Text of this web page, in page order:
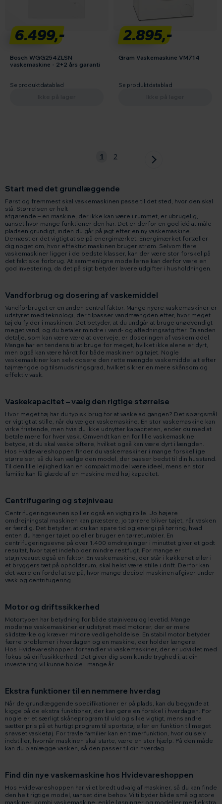
6.499,-
Bosch WGG254ZLSN
vaskemaskine - 2+2 års garanti
Se produktdatablad
2.895,-
Gram Vaskemaskine VM714
Se produktdatablad
1 2
Start med det grundlæggende
Først og fremmest skal vaskemaskinen passe til det sted, hvor den skal
stå. Størrelsen er helt
afgørende – en maskine, der ikke kan være i rummet, er ubrugelig,
uanset hvor mange funktioner den har. Det er derfor en god idé at måle
pladsen grundigt, inden du går på jagt efter en ny vaskemaskine.
Dernæst er det vigtigt at se på energimærket. Energimærket fortæller
dig noget om, hvor effektivt maskinen bruger strøm. Selvom flere
vaskemaskiner ligger i de bedste klasser, kan der være stor forskel på
det faktiske forbrug. At sammenligne modellerne kan derfor være en
god investering, da det på sigt betyder lavere udgifter i husholdningen.
Vandforbrug og dosering af vaskemiddel
Vandforbruget er en anden central faktor. Mange nyere vaskemaskiner er
udstyret med teknologi, der tilpasser vandmængden efter, hvor meget
tøj du fylder i maskinen. Det betyder, at du undgår at bruge unødvendigt
meget vand, og du betaler mindre i vand- og afledningsafgifter. En anden
detalje, som kan være værd at overveje, er doseringen af vaskemiddel.
Mange har en tendens til at bruge for meget, hvilket ikke alene er dyrt,
men også kan være hårdt for både maskinen og tøjet. Nogle
vaskemaskiner kan selv dosere den rette mængde vaskemiddel alt efter
tøjmængde og tilsmudsningsgrad, hvilket sikrer en mere skånsom og
effektiv vask.
Vaskekapacitet – vælg den rigtige størrelse
Hvor meget tøj har du typisk brug for at vaske ad gangen? Det spørgsmål
er vigtigt at stille, når du vælger vaskemaskine. En stor vaskemaskine kan
virke fristende, men hvis du ikke udnytter kapaciteten, ender du med at
betale mere for hver vask. Omvendt kan en for lille vaskemaskine
betyde, at du skal vaske oftere, hvilket også kan være dyrt i længden.
Hos Hvidevareshoppen finder du vaskemaskiner i mange forskellige
størrelser, så du kan vælge den model, der passer bedst til din husstand.
Til den lille lejlighed kan en kompakt model være ideel, mens en stor
familie kan få glæde af en maskine med høj kapacitet.
Centrifugering og støjniveau
Centrifugeringsevnen spiller også en vigtig rolle. Jo højere
omdrejningstal maskinen kan præstere, jo tørrere bliver tøjet, når vasken
er færdig. Det betyder, at du kan spare tid og energi på tørring, hvad
enten du hænger tøjet op eller bruger en tørretumbler. En
centrifugeringsevne på over 1.400 omdrejninger i minuttet giver et godt
resultat, hvor tøjet indeholder mindre restfugt. For mange er
støjniveauet også en faktor. En vaskemaskine, der står i køkkenet eller i
et bryggers tæt på opholdsrum, skal helst være stille i drift. Derfor kan
det være en fordel at se på, hvor mange decibel maskinen afgiver under
vask og centrifugering.
Motor og driftssikkerhed
Motortypen har betydning for både støjniveau og levetid. Mange
moderne vaskemaskiner er udstyret med motorer, der er mere
slidstærke og kræver mindre vedligeholdelse. En stabil motor betyder
færre problemer i hverdagen og en maskine, der holder længere.
Hos Hvidevareshoppen forhandler vi vaskemaskiner, der er udviklet med
fokus på driftssikkerhed. Det giver dig som kunde tryghed i, at din
investering vil kunne holde i mange år.
Ekstra funktioner til en nemmere hverdag
Når de grundlæggende specifikationer er på plads, kan du begynde at
kigge på de ekstra funktioner, der kan gøre en forskel i hverdagen. For
nogle er et særligt skåneprogram til uld og silke vigtigt, mens andre
sætter pris på et hurtigt program til sportstøj eller en funktion til meget
snavset vasketøj. For travle familier kan en timerfunktion, hvor du selv
indstiller, hvornår maskinen skal starte, være en stor hjælp. På den måde
kan du planlægge vasken, så den passer til din hverdag.
Find din nye vaskemaskine hos Hvidevareshoppen
Hos Hvidevareshoppen har vi et bredt udvalg af maskiner, så du kan finde
den helt rigtige model, uanset dine behov. Vi tilbyder både små og store
maskiner, kombi vaskemaskine, enkle løsninger og modeller med ekstra